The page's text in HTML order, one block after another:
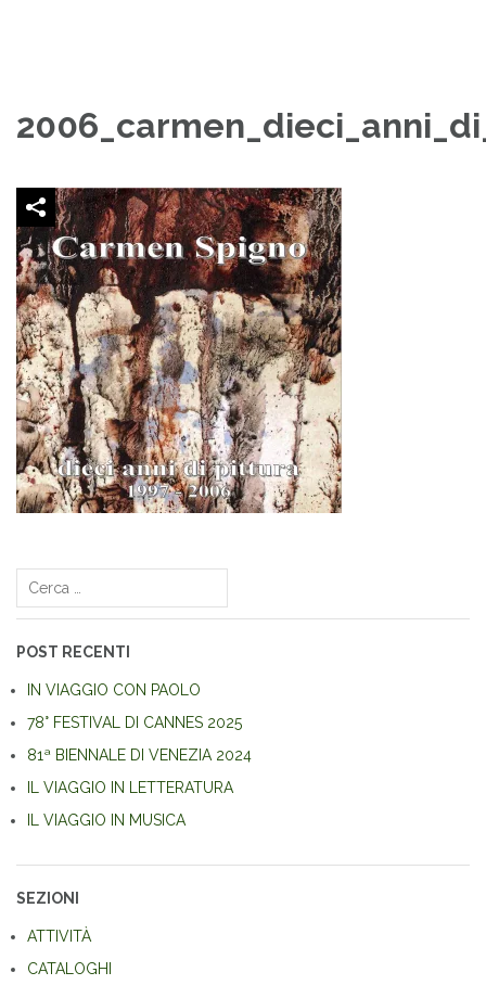
articoli
Ricerca
POST RECENTI
IN VIAGGIO CON PAOLO
78° FESTIVAL DI CANNES 2025
81ª BIENNALE DI VENEZIA 2024
IL VIAGGIO IN LETTERATURA
IL VIAGGIO IN MUSICA
SEZIONI
ATTIVITÀ
CATALOGHI